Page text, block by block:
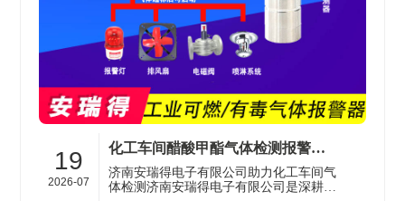
19
2026-07
化工车间醋酸甲酯气体检测报警器的工作原理与选型要点
济南安瑞得电子有限公司助力化工车间气
体检测济南安瑞得电子有限公司是深耕可